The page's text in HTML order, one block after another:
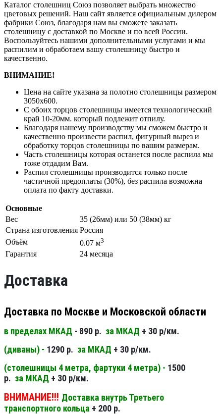
Каталог столешниц Союз позволяет выбрать множество
цветовых решений. Наш сайт является официальным дилером
фабрики Союз, благодаря нам вы сможете заказать
столешницу с доставкой по Москве и по всей России.
Воспользуйтесь нашими дополнительными услугами и мы
распилим и обработаем вашу столешницу быстро и
качественно.
ВНИМАНИЕ!
Цена на сайте указана за полотно столешницы размером
3050х600.
С обоих торцов столешницы имеется технологический
край 10-20мм. который подлежит отпилу.
Благодаря нашему производству мы сможем быстро и
качественно произвести распил, фигурный вырез и
обработку торцов столешницы по вашим размерам.
Часть столешницы которая останется после распила мы
тоже отдадим Вам.
Распил столешницы производится только после
частичной предоплаты (30%), без распила возможна
оплата по факту доставки.
Основные
Вес
35 (26мм) или 50 (38мм) кг
Страна изготовления Россия
Объём
0.07 м3
Гарантия 24 месяца
Доставка
Доставка по Москве и Московской области
в пределах МКАД - 890 р. за МКАД + 30 р/км.
(диваны) - 1290 р. за МКАД + 30 р/км.
(столешницы 4 метра, фартуки 4 метра) - 1500
р. за МКАД + 30 р/км.
ВНИМАНИЕ!!! Доставка внутрь Третьего
транспортного кольца + 200 р.